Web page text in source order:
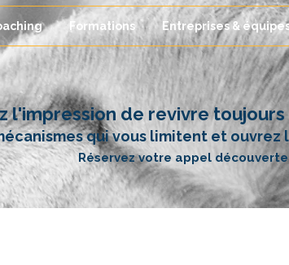
Formations Entreprises &
l'impression de revivre
qui vous limitent et
Réservez votre appel